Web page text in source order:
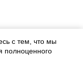
с тем, что мы
полноценного